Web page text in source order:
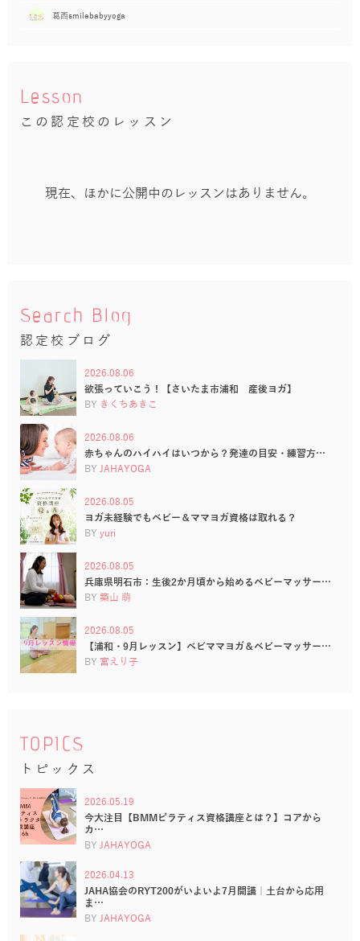
葛西smilebabyyoga
Lesson
この認定校のレッスン
現在、ほかに公開中のレッスンはありません。
Search Blog
認定校ブログ
2026.08.06
欲張っていこう！【さいたま市浦和 産後ヨガ】
BY きくちあきこ
2026.08.06
赤ちゃんのハイハイはいつから？発達の目安・練習方…
BY JAHAYOGA
2026.08.05
ヨガ未経験でもベビー＆ママヨガ資格は取れる？
BY yuri
2026.08.05
兵庫県明石市：生後2か月頃から始めるベビーマッサー…
BY 築山 萌
2026.08.05
【浦和・9月レッスン】ベビママヨガ＆ベビーマッサー…
BY 宮えり子
TOPICS
トピックス
2026.05.19
今大注目【BMMピラティス資格講座とは？】コアから
カ…
BY JAHAYOGA
2026.04.13
JAHA協会のRYT200がいよいよ7月開講｜土台から応用
ま…
BY JAHAYOGA